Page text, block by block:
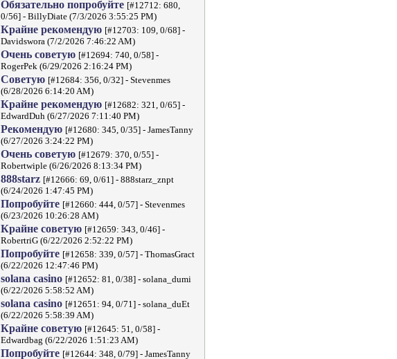
Обязательно попробуйте [#12712: 680,
0/56] - BillyDiate (7/3/2026 3:55:25 PM)
Крайне рекомендую [#12703: 109, 0/68] -
Davidswora (7/2/2026 7:46:22 AM)
Очень советую [#12694: 740, 0/58] -
RogerPek (6/29/2026 2:16:24 PM)
Советую [#12684: 356, 0/32] - Stevenmes
(6/28/2026 6:14:20 AM)
Крайне рекомендую [#12682: 321, 0/65] -
EdwardDuh (6/27/2026 7:11:40 PM)
Рекомендую [#12680: 345, 0/35] - JamesTanny
(6/27/2026 3:24:22 PM)
Очень советую [#12679: 370, 0/55] -
Robertwiple (6/26/2026 8:13:34 PM)
888starz [#12666: 69, 0/61] - 888starz_znpt
(6/24/2026 1:47:45 PM)
Попробуйте [#12660: 444, 0/57] - Stevenmes
(6/23/2026 10:26:28 AM)
Крайне советую [#12659: 343, 0/46] -
RobertriG (6/22/2026 2:52:22 PM)
Попробуйте [#12658: 339, 0/57] - ThomasGract
(6/22/2026 12:47:46 PM)
solana casino [#12652: 81, 0/38] - solana_dumi
(6/22/2026 5:58:52 AM)
solana casino [#12651: 94, 0/71] - solana_duEt
(6/22/2026 5:58:39 AM)
Крайне советую [#12645: 51, 0/58] -
Edwardbag (6/22/2026 1:51:23 AM)
Попробуйте [#12644: 348, 0/79] - JamesTanny